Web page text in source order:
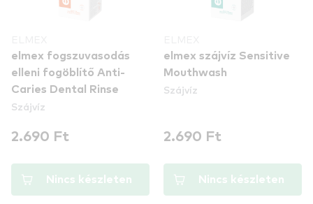
elmex fogszuvasodás
elleni fogöblítő Anti-
Caries Dental Rinse
Szájvíz
2.690 Ft
Nincs készleten
elmex szájvíz Sensitive
Mouthwash
Szájvíz
2.690 Ft
Nincs készleten